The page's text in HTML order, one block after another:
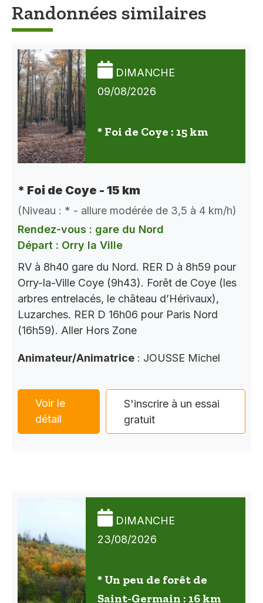
Randonnées similaires
DIMANCHE
09/08/2026
* Foi de Coye : 15 km
* Foi de Coye - 15 km
(Niveau : * - allure modérée de 3,5 à 4 km/h)
Rendez-vous : gare du Nord
Départ : Orry la Ville
RV à 8h40 gare du Nord. RER D à 8h59 pour
Orry-la-Ville Coye (9h43). Forêt de Coye (les
arbres entrelacés, le château d’Hérivaux),
Luzarches. RER D 16h06 pour Paris Nord
(16h59). Aller Hors Zone
Animateur/Animatrice : JOUSSE Michel
Voir le
détail
S'inscrire à un essai
gratuit
DIMANCHE
23/08/2026
* Un peu de forêt de
Saint-Germain : 16 km